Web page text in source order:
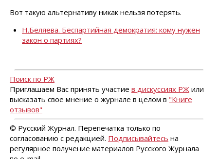
Вот такую альтернативу никак нельзя потерять.
Н.Беляева. Беспартийная демократия: кому нужен
закон о партиях?
Поиск по РЖ
Приглашаем Вас принять участие в дискуссиях РЖ или
высказать свое мнение о журнале в целом в "Книге
отзывов"
© Русский Журнал. Перепечатка только по
согласованию с редакцией. Подписывайтесь на
регулярное получение материалов Русского Журнала